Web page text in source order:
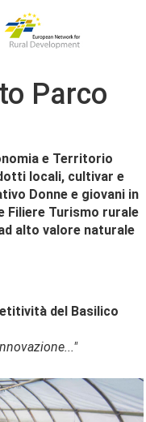
Parco
e Territorio
locali, cultivar e
Donne e giovani in
Filiere Turismo rurale
alto valore naturale
del Basilico